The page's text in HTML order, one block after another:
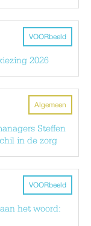
VOORbeeld
2026
Algemeen
Steffen
in de zorg
VOORbeeld
het woord: